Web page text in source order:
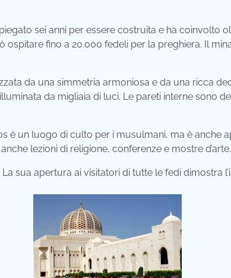
sei anni per essere costruita e ha coinvolto
fino a 20.000 fedeli per la preghiera. Il
da una simmetria armoniosa e da una ricca
da migliaia di luci. Le pareti interne sono
è un luogo di culto per i musulmani, ma è anche
lezioni di religione, conferenze e mostre d’arte.
sua apertura ai visitatori di tutte le fedi dimostra